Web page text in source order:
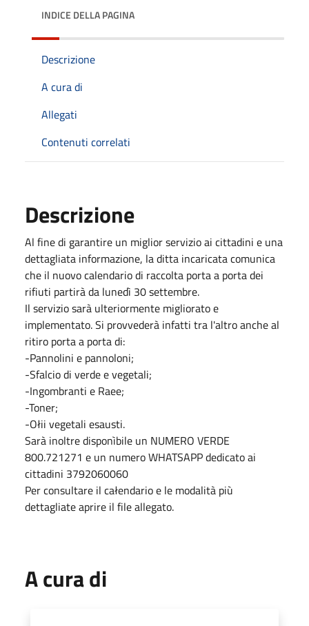
INDICE DELLA PAGINA
Descrizione
A cura di
Allegati
Contenuti correlati
Descrizione
Al fine di garantire un miglior servizio ai cittadini e una
dettagliata informazione, la ditta incaricata comunica
che il nuovo calendario di raccolta porta a porta dei
rifiuti partirà da lunedì 30 settembre.
Il servizio sarà ulteriormente migliorato e
implementato. Si provvederà infatti tra l'altro anche al
ritiro porta a porta di:
-Pannolini e pannoloni;
-Sfalcio di verde e vegetali;
-Ingombranti e Raee;
-Toner;
-Ołii vegetali esausti.
Sarà inoltre disponìbile un NUMERO VERDE
800.721271 e un numero WHATSAPP dedicato ai
cittadini 3792060060
Per consultare il całendario e le modalità più
dettagliate aprire il file allegato.
A cura di